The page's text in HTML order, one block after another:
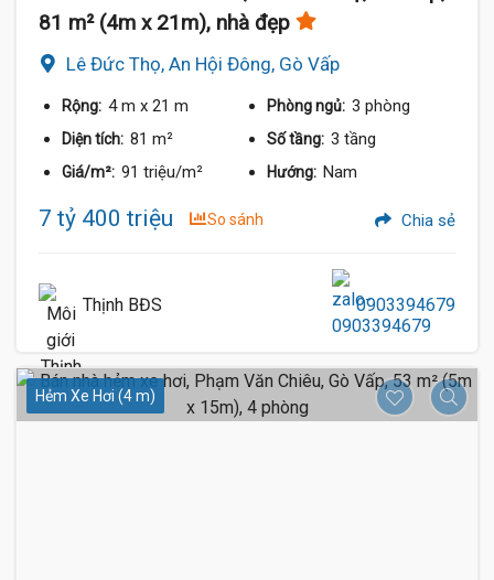
81 m² (4m x 21m), nhà đẹp
Lê Đức Thọ, An Hội Đông, Gò Vấp
Rộng: 4 m x 21 m Phòng ngủ: 3 phòng
Diện tích: 81 m² Số tầng: 3 tầng
Giá/m²: 91 triệu/m² Hướng: Nam
7 tỷ 400 triệu So sánh Chia sẻ
Thịnh BĐS 0903394679
Hẻm Xe Hơi (4 m)